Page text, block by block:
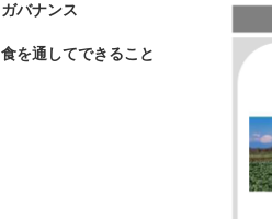
ガバナンス
食を通してできること